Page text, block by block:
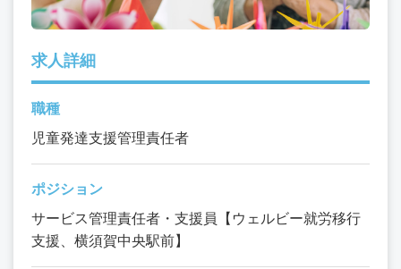
求人詳細
職種
児童発達支援管理責任者
ポジション
サービス管理責任者・支援員【ウェルビー就労移行
支援、横須賀中央駅前】